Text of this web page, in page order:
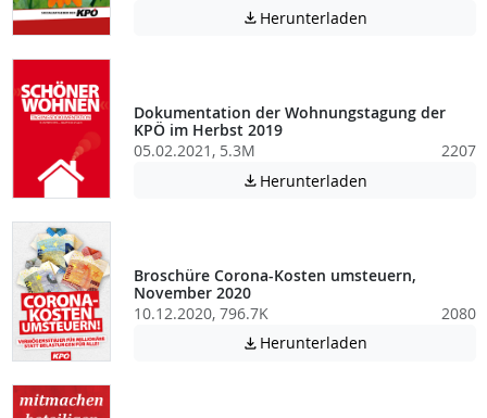
 Herunterladen
Dokumentation der Wohnungstagung der
KPÖ im Herbst 2019
05.02.2021, 5.3M
2207
 Herunterladen
Broschüre Corona-Kosten umsteuern,
November 2020
10.12.2020, 796.7K
2080
 Herunterladen